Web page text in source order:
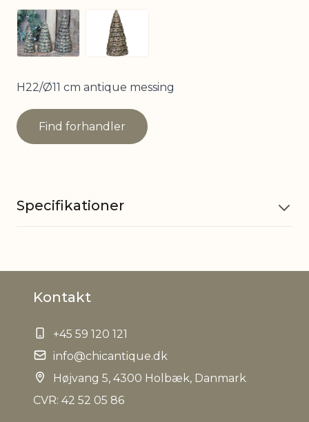
View larger imageView larger image
H22/Ø11 cm antique messing
Find forhandler
Specifikationer
EAN
Tariffnumber
Bruttovægt 0,440 kg
Kontakt
+45 59 120 121
info@chicantique.dk
Højvang 5, 4300 Holbæk, Danmark
CVR: 42 52 05 86